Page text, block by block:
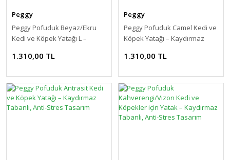
Peggy
Peggy Pofuduk Beyaz/Ekru
Kedi ve Köpek Yatağı L –
Tasarım
1.310,00 TL
Peggy
Peggy Pofuduk Camel Kedi ve
Köpek Yatağı – Kaydırmaz
1.310,00 TL